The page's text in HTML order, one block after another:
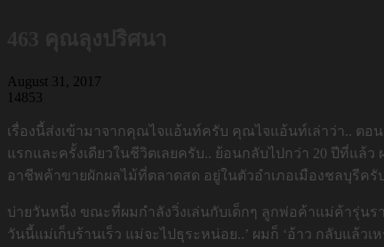
August 31, 2017
14853
เรื่องนี้ส่งเข้ามาจากคุณไจแอ้นท์ครับ คุณไจแอ้นท์เล่าว่า.. ตอ
แรกและครั้งเดียวในชีวิตเลยครับ.. ย้อนกลับไปกว่า 20 ปีที่แ
อาชีพค้าขายผักผลไม้ที่ตลาดสด อยู่ในตัวอำเภอเมืองชลบุรีค
บ่ายวันหนึ่ง ขณะที่ผมกำลังวิ่งเล่นกับเด็กๆ ลูกพ่อค้าแม่ค้ารุ่น
วันนี้แม่เก็บร้านเร็ว แม่จะไปธุระหน่อย..’ ผมก็ ‘อ้าว กลับแล้ว